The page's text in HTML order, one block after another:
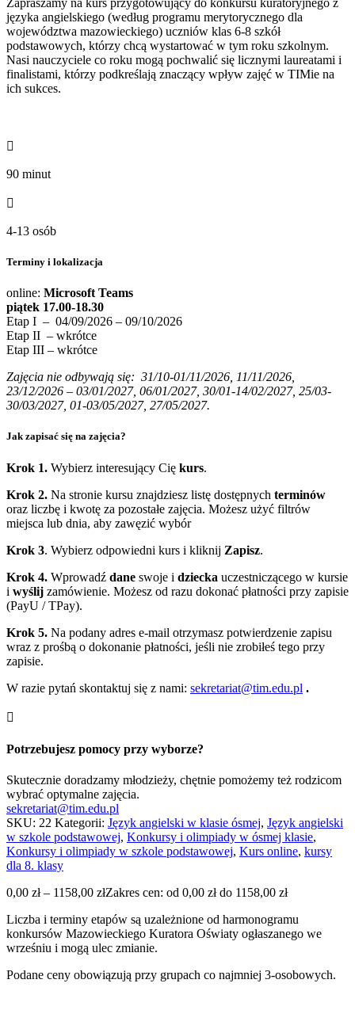
języka angielskiego (według programu merytorycznego dla
województwa mazowieckiego) uczniów klas 6-8 szkół
podstawowych, którzy chcą wystartować w tym roku szkolnym.
Nasi nauczyciele co roku mogą pochwalić się licznymi laureatami i
finalistami, którzy podkreślają znaczący wpływ zajęć w TIMie na
ich sukces.

90 minut

4-13 osób
Terminy i lokalizacja
online: Microsoft Teams
piątek 17.00-18.30
Etap I – 04/09/2026 – 09/10/2026
Etap II – wkrótce
Etap III – wkrótce
Zajęcia nie odbywają się: 31/10-01/11/2026, 11/11/2026,
23/12/2026 – 03/01/2027, 06/01/2027, 30/01-14/02/2027, 25/03-
30/03/2027, 01-03/05/2027, 27/05/2027.
Jak zapisać się na zajęcia?
Krok 1. Wybierz interesujący Cię kurs.
Krok 2. Na stronie kursu znajdziesz listę dostępnych terminów
oraz liczbę i kwotę za pozostałe zajęcia. Możesz użyć filtrów
miejsca lub dnia, aby zawęzić wybór
Krok 3. Wybierz odpowiedni kurs i kliknij Zapisz.
Krok 4. Wprowadź dane swoje i dziecka uczestniczącego w kursie
i wyślij zamówienie. Możesz od razu dokonać płatności przy zapisie
(PayU / TPay).
Krok 5. Na podany adres e‑mail otrzymasz potwierdzenie zapisu
wraz z prośbą o dokonanie płatności, jeśli nie zrobiłeś tego przy
zapisie.
W razie pytań skontaktuj się z nami: sekretariat@tim.edu.pl .

Potrzebujesz pomocy przy wyborze?
Skutecznie doradzamy młodzieży, chętnie pomożemy też rodzicom
wybrać optymalne zajęcia.
sekretariat@tim.edu.pl
SKU: 22 Kategorii: Język angielski w klasie ósmej, Język angielski
w szkole podstawowej, Konkursy i olimpiady w ósmej klasie,
Konkursy i olimpiady w szkole podstawowej, Kurs online, kursy
dla 8. klasy
0,00 zł – 1158,00 złZakres cen: od 0,00 zł do 1158,00 zł
Liczba i terminy etapów są uzależnione od harmonogramu
konkursów Mazowieckiego Kuratora Oświaty ogłaszanego we
wrześniu i mogą ulec zmianie.
Podane ceny obowiązują przy grupach co najmniej 3-osobowych.